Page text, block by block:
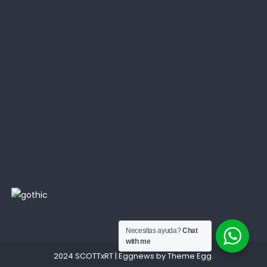
2024 SCOTTxRT| Eggnews byTheme Egg.
Necesitas ayuda?Chat
with me